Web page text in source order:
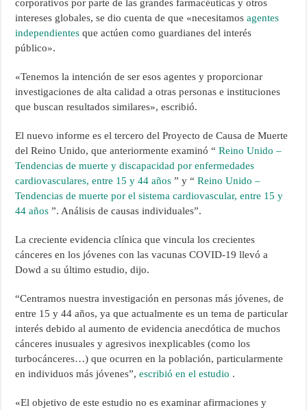
corporativos por parte de las grandes farmacéuticas y otros
intereses globales, se dio cuenta de que «necesitamosagentes
independientes que actúen como guardianes del interés
público».
«Tenemos la intención de ser esos agentes y proporcionar
investigaciones de alta calidad a otras personas e instituciones
que buscan resultados similares», escribió.
El nuevo informe es el tercero del Proyecto de Causa de Muerte
del Reino Unido, que anteriormente examinó “Reino Unido –
Tendencias de muerte y discapacidad por enfermedades
cardiovasculares, entre 15 y 44 años ” y “Reino Unido –
Tendencias de muerte por el sistema cardiovascular, entre 15 y
44 años ”. Análisis de causas individuales”.
La creciente evidencia clínica que vincula los crecientes
cánceres en los jóvenes con las vacunas COVID-19 llevó a
Dowd a su último estudio, dijo.
“Centramos nuestra investigación en personas más jóvenes, de
entre 15 y 44 años, ya que actualmente es un tema de particular
interés debido al aumento de evidencia anecdótica de muchos
cánceres inusuales y agresivos inexplicables (como los
turbocánceres…) que ocurren en la población, particularmente
en individuos más jóvenes”,escribió en el estudio .
«El objetivo de este estudio no es examinar afirmaciones y